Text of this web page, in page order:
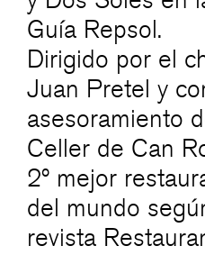
Guía Repsol.
Dirigido por el
Juan Pretel y
asesoramiento
Celler de Can
2º mejor
del mundo
revista